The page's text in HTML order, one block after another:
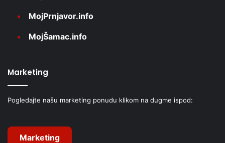
MojPrnjavor.info
MojŠamac.info
Marketing
Pogledajte našu marketing ponudu klikom na dugme ispod:
Marketing